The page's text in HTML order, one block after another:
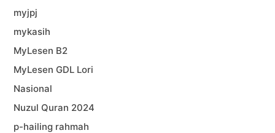
myjpj
mykasih
MyLesen B2
MyLesen GDL Lori
Nasional
Nuzul Quran 2024
p-hailing rahmah